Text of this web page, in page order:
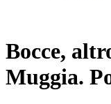
Bocce,
Muggia.